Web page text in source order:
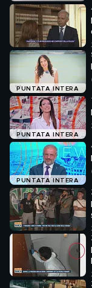
PUNTATA INTERA
PUNTATA INTERA
PUNTATA INTERA